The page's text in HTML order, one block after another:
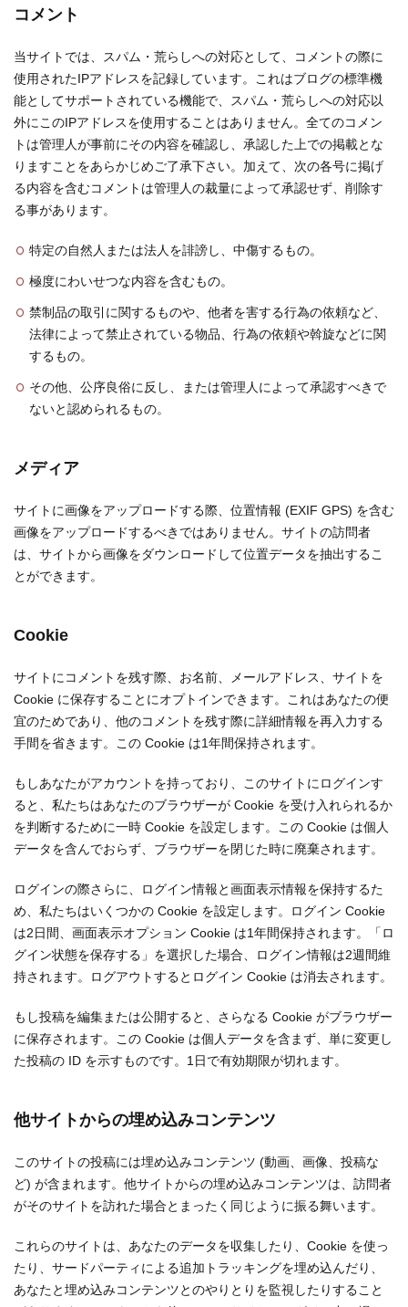
コメント
当サイトでは、スパム・荒らしへの対応として、コメントの際に
使用されたIPアドレスを記録しています。これはブログの標準機
能としてサポートされている機能で、スパム・荒らしへの対応以
外にこのIPアドレスを使用することはありません。全てのコメン
トは管理人が事前にその内容を確認し、承認した上での掲載とな
りますことをあらかじめご了承下さい。加えて、次の各号に掲げ
る内容を含むコメントは管理人の裁量によって承認せず、削除す
る事があります。
特定の自然人または法人を誹謗し、中傷するもの。
極度にわいせつな内容を含むもの。
禁制品の取引に関するものや、他者を害する行為の依頼など、
法律によって禁止されている物品、行為の依頼や斡旋などに関
するもの。
その他、公序良俗に反し、または管理人によって承認すべきで
ないと認められるもの。
メディア
サイトに画像をアップロードする際、位置情報 (EXIF GPS) を含む
画像をアップロードするべきではありません。サイトの訪問者
は、サイトから画像をダウンロードして位置データを抽出するこ
とができます。
Cookie
サイトにコメントを残す際、お名前、メールアドレス、サイトを
Cookie に保存することにオプトインできます。これはあなたの便
宜のためであり、他のコメントを残す際に詳細情報を再入力する
手間を省きます。この Cookie は1年間保持されます。
もしあなたがアカウントを持っており、このサイトにログインす
ると、私たちはあなたのブラウザーが Cookie を受け入れられるか
を判断するために一時 Cookie を設定します。この Cookie は個人
データを含んでおらず、ブラウザーを閉じた時に廃棄されます。
ログインの際さらに、ログイン情報と画面表示情報を保持するた
め、私たちはいくつかの Cookie を設定します。ログイン Cookie
は2日間、画面表示オプション Cookie は1年間保持されます。「ロ
グイン状態を保存する」を選択した場合、ログイン情報は2週間維
持されます。ログアウトするとログイン Cookie は消去されます。
もし投稿を編集または公開すると、さらなる Cookie がブラウザー
に保存されます。この Cookie は個人データを含まず、単に変更し
た投稿の ID を示すものです。1日で有効期限が切れます。
他サイトからの埋め込みコンテンツ
このサイトの投稿には埋め込みコンテンツ (動画、画像、投稿な
ど) が含まれます。他サイトからの埋め込みコンテンツは、訪問者
がそのサイトを訪れた場合とまったく同じように振る舞います。
これらのサイトは、あなたのデータを収集したり、Cookie を使っ
たり、サードパーティによる追加トラッキングを埋め込んだり、
あなたと埋め込みコンテンツとのやりとりを監視したりすること